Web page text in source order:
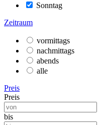
Sonntag
Zeitraum
vormittags
nachmittags
abends
alle
Preis
Preis
bis